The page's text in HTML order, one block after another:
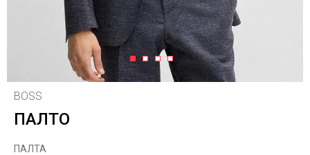
1 2 3 4
BOSS
ПАЛТО
ПАЛТА